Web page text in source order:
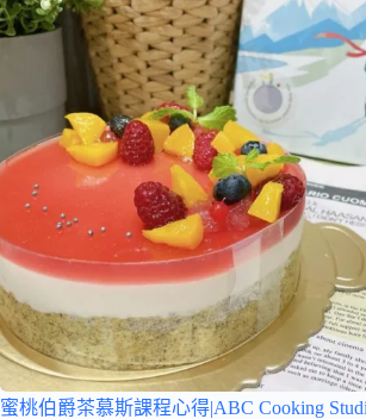
蜜桃伯爵茶慕斯課程心得|ABC Cooking